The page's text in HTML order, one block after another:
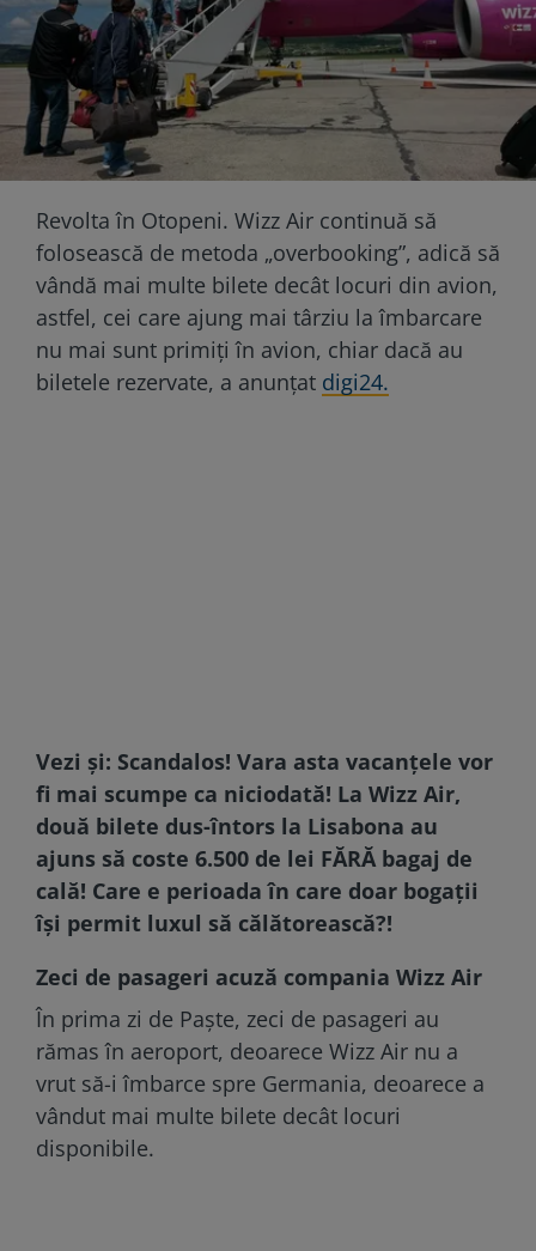
Revolta în Otopeni. Wizz Air continuă să
folosească de metoda „overbooking”, adică să
vândă mai multe bilete decât locuri din avion,
astfel, cei care ajung mai târziu la îmbarcare
nu mai sunt primiți în avion, chiar dacă au
biletele rezervate, a anunțat digi24.
Vezi și: Scandalos! Vara asta vacanțele vor
fi mai scumpe ca niciodată! La Wizz Air,
două bilete dus-întors la Lisabona au
ajuns să coste 6.500 de lei FĂRĂ bagaj de
cală! Care e perioada în care doar bogații
își permit luxul să călătorească?!
Zeci de pasageri acuză compania Wizz Air
În prima zi de Paște, zeci de pasageri au
rămas în aeroport, deoarece Wizz Air nu a
vrut să-i îmbarce spre Germania, deoarece a
vândut mai multe bilete decât locuri
disponibile.